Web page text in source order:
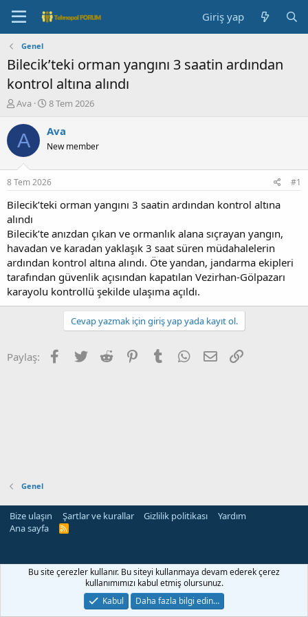
Giriş yap
Genel
Bilecik’teki orman yangını 3 saatin ardından
kontrol altına alındı
K
n
b
u
u
b
a
l
a
t
a
n
Ava
B
ş
a
g
ı
ç
r
h
i
8 Tem 2026
A Ava
New member
8 Tem 2026 #1
Bilecik’teki orman yangını 3 saatin ardından kontrol altına
alındı
Bilecik’te anızdan çıkan ve ormanlık alana sıçrayan yangın,
havadan ve karadan yaklaşık 3 saat süren müdahalelerin
ardından kontrol altına alındı. Öte yandan, jandarma ekipleri
tarafından güvenlik açısından kapatılan Vezirhan-Gölpazarı
karayolu kontrollü şekilde ulaşıma açıldı.
Cevap yazmak için giriş yap yada kayıt ol.
Paylaş: Facebook
Twitter Reddit PinterestTumblr WhatsApp
E-posta
Genel
Bize ulaşın Şartlar ve kurallar Gizlilik politikası
Yardım
Ana sayfa
R
siteleri
Bu site çerezler kullanır. Bu siteyi kullanmaya devam ederek çerez
kullanımımızı kabul etmiş olursunuz.
Kabul
Daha fazla bilgi edin…